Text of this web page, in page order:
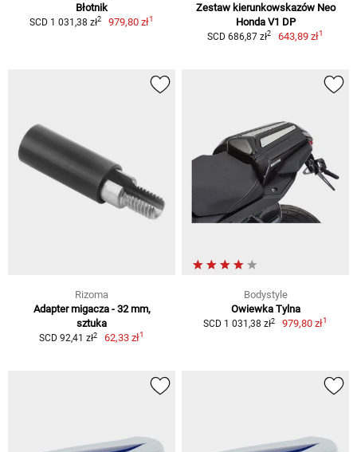
Błotnik
SCD 1 031,38 zł2 979,80 zł1
Zestaw kierunkowskazów Neo
Honda V1 DP
SCD 686,87 zł2 643,89 zł1
Rizoma
Adapter migacza - 32 mm,
sztuka
SCD 92,41 zł2 62,33 zł1
Bodystyle
Owiewka Tylna
SCD 1 031,38 zł2 979,80 zł1